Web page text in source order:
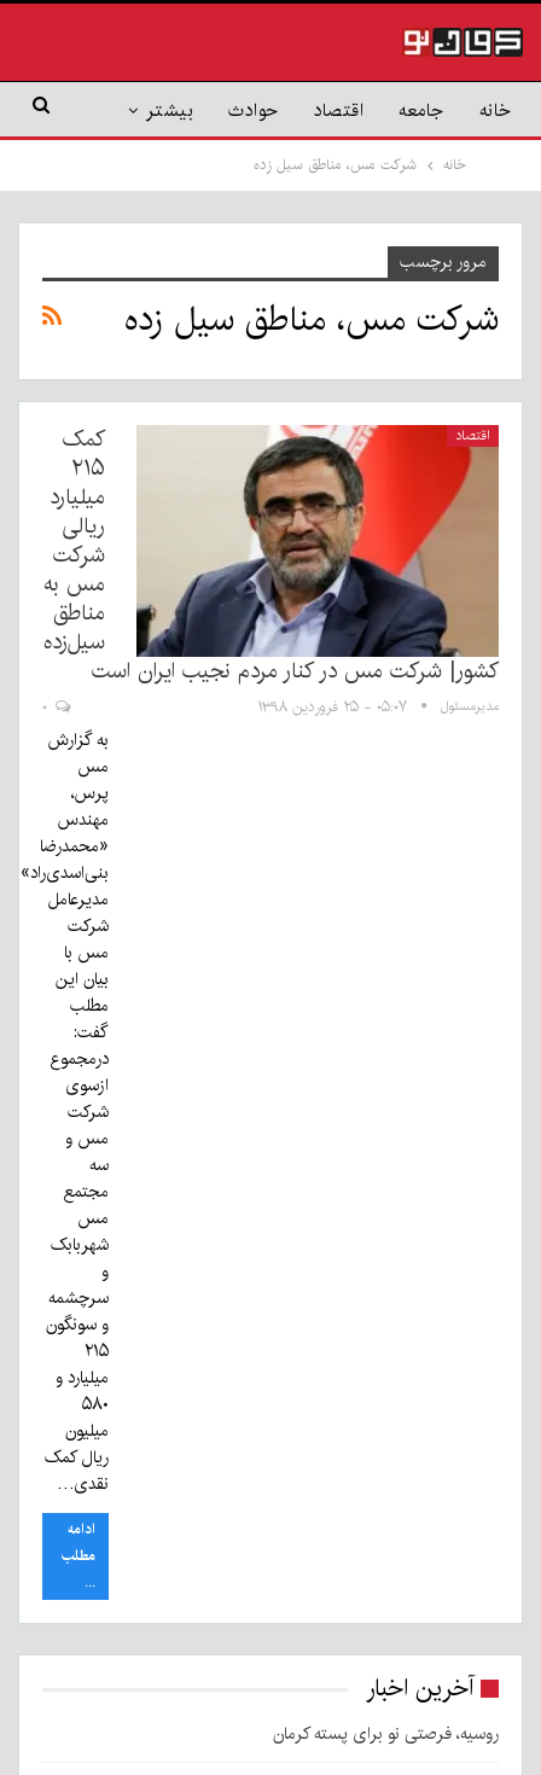
خانه جامعه اقتصاد حوادث بیشتر
خانه شرکت مس، مناطق سیل زده
مرور برچسب
شرکت مس، مناطق سیل زده
اقتصاد
کمک
۲۱۵
میلیارد
ریالی
شرکت
مس به
مناطق
سیل‌زده
کشور| شرکت مس در کنار مردم نجیب ایران است
مدیرمسئول ۰۵:۰۷ - ۲۵ فروردین ۱۳۹۸
به گزارش
مس
پرس،
مهندس
«محمدرضا
بنی‌اسدی‌راد»
مدیرعامل
شرکت
مس با
بیان این
مطلب
گفت:
درمجموع
ازسوی
شرکت
مس و
سه
مجتمع
مس
شهربابک
و
سرچشمه
و سونگون
۲۱۵
میلیارد و
۵۸۰
میلیون
ریال کمک
نقدی…
ادامه
مطلب
...
آخرین اخبار
روسیه، فرصتی نو برای پسته کرمان